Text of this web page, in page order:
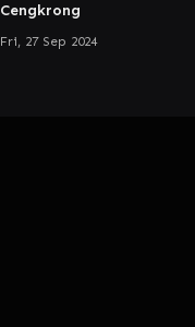
Cengkrong
Fri, 27 Sep 2024